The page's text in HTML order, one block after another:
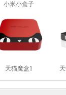
小米小盒子
天猫魔盒1